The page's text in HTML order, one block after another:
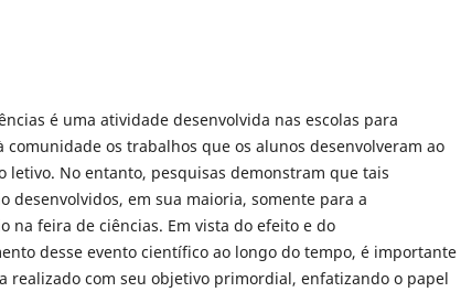
é uma atividade desenvolvida nas escolas para
comunidade os trabalhos que os alunos desenvolveram ao
letivo. No entanto, pesquisas demonstram que tais
desenvolvidos, em sua maioria, somente para a
na feira de ciências. Em vista do efeito e do
desse evento científico ao longo do tempo, é importante
realizado com seu objetivo primordial, enfatizando o papel